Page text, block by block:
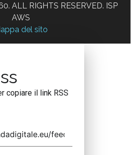
ALL RIGHTS RESERVED. ISP
AWS
del sito
copiare il link RSS